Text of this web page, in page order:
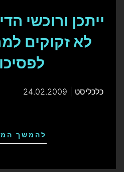
ייתכן ורוכשי
לא זקוקים
כלכליסט | 24.02.2009
להמשך